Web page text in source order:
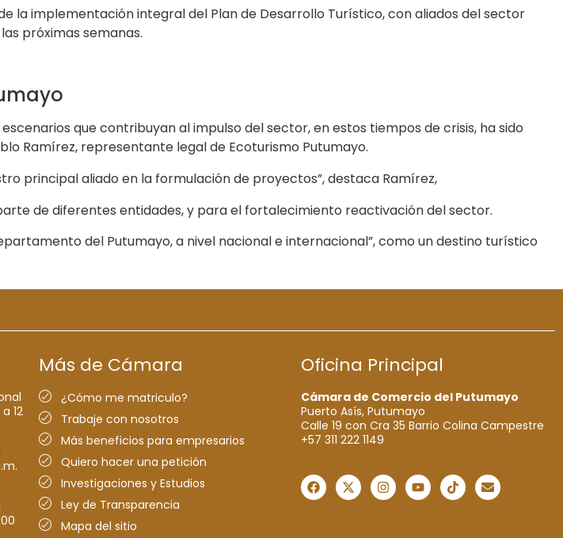
la implementación integral del Plan de Desarrollo Turístico, con aliados del sector
próximas semanas.
que contribuyan al impulso del sector, en estos tiempos de crisis, ha sido
Ramírez, representante legal de Ecoturismo Putumayo.
principal aliado en la formulación de proyectos”, destaca Ramírez,
de diferentes entidades, y para el fortalecimiento reactivación del sector.
del Putumayo, a nivel nacional e internacional”, como un destino turístico
12
Más de Cámara
¿Cómo me matriculo?
Trabaje con nosotros
Más beneficios para empresarios
Quiero hacer una petición
Investigaciones y Estudios
Ley de Transparencia
Mapa del sitio
Oficina Principal
Cámara de Comercio del Putumayo
Puerto Asís, Putumayo
Calle 19 con Cra 35 Barrio Colina Campestre
+57 311 222 1149